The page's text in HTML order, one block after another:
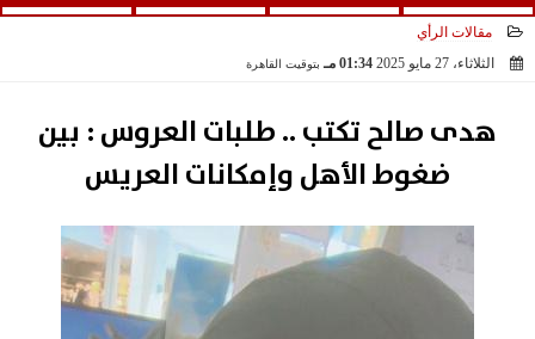
مقالات الرأي
الثلاثاء، 27 مايو 2025
01:34 مـ بتوقيت القاهرة
هدى صالح تكتب .. طلبات العروس : بين
ضغوط الأهل وإمكانات العريس